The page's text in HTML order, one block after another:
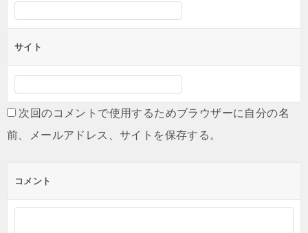
サイト
次回のコメントで使用するためブラウザーに自分の名
前、メールアドレス、サイトを保存する。
コメント